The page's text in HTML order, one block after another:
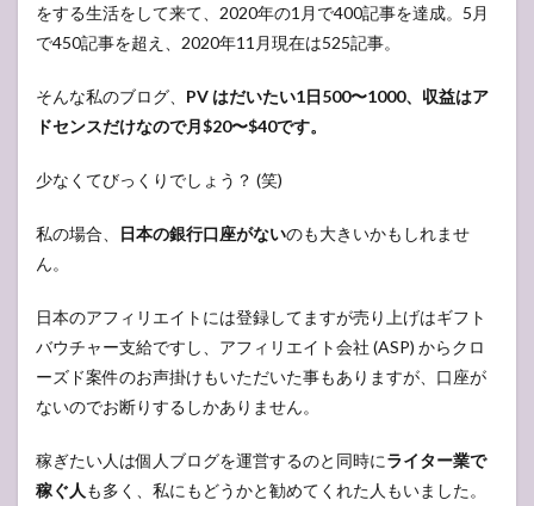
をする生活をして来て、2020年の1月で400記事を達成。5月
で450記事を超え、2020年11月現在は525記事。
そんな私のブログ、 PV はだいたい1日500〜1000、収益はア
ドセンスだけなので月$20〜$40です。
少なくてびっくりでしょう？ (笑)
私の場合、 日本の銀行口座がないのも大きいかもしれませ
ん。
日本のアフィリエイトには登録してますが売り上げはギフト
バウチャー支給ですし、アフィリエイト会社 (ASP) からクロ
ーズド案件のお声掛けもいただいた事もありますが、口座が
ないのでお断りするしかありません。
稼ぎたい人は個人ブログを運営するのと同時にライター業で
稼ぐ人 も多く、私にもどうかと勧めてくれた人もいました。